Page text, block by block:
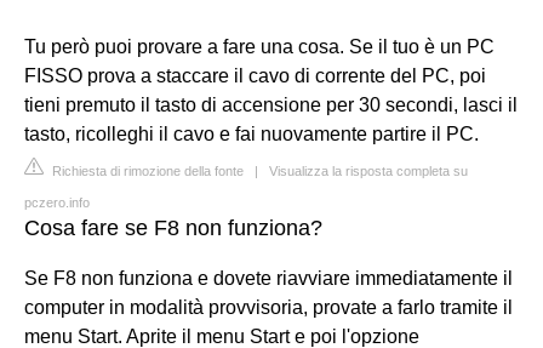
Tu però puoi provare a fare una cosa. Se il tuo è un PC
FISSO prova a staccare il cavo di corrente del PC, poi
tieni premuto il tasto di accensione per 30 secondi, lasci il
tasto, ricolleghi il cavo e fai nuovamente partire il PC.
Richiesta di rimozione della fonte | Visualizza la risposta completa su
pczero.info
Cosa fare se F8 non funziona?
Se F8 non funziona e dovete riavviare immediatamente il
computer in modalità provvisoria, provate a farlo tramite il
menu Start. Aprite il menu Start e poi l'opzione